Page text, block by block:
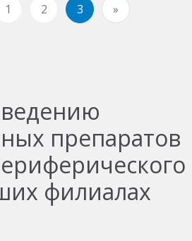
1 2 3 »
препаратов
филиалах